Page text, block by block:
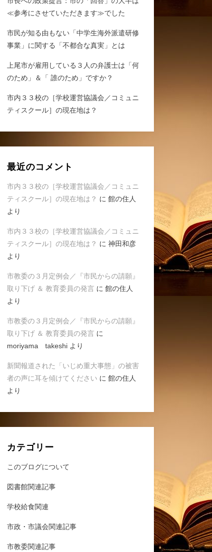
≪参考にさせていただきます≫でした
市民が知る由もない「中学生海外派遣研修
事業」に関する「不都合な真実」とは
上尾市が雇用している３人の弁護士は「何
のため」＆「 誰のため」ですか？
市内３３校の［学校運営協議会／コミュニ
ティスクール］の現在地は？
最近のコメント
市内３３校の［学校運営協議会／コミュニ
ティスクール］の現在地は？ に 館の住人
より
市内３３校の［学校運営協議会／コミュニ
ティスクール］の現在地は？ に 神田和彦
より
市教委の３月定例会／『市民からの請願』
取り下げ ＆ 教育委員の発言に 館の住人
より
市教委の３月定例会／『市民からの請願』
取り下げ ＆ 教育委員の発言に
moriyama takeshiより
新聞報道された「いじめ重大事態」の被害
者の声に耳を傾けてください に 館の住人
より
カテゴリー
このブログについて
図書館関連記事
学校給食関連
市政・市議会関連記事
市教委関連記事